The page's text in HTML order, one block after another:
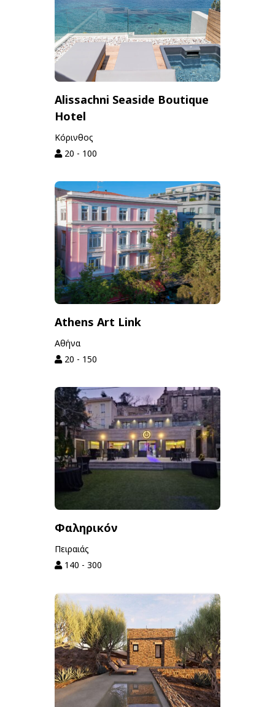
Alissachni Seaside Boutique
Hotel
Κόρινθος
20 - 100
Athens Art Link
Αθήνα
20 - 150
Φαληρικόν
Πειραιάς
140 - 300